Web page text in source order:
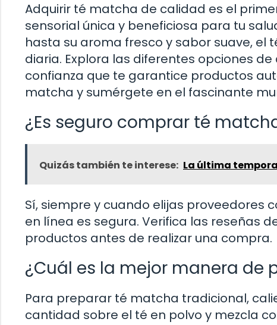
Adquirir té matcha de calidad es el
sensorial única y beneficiosa para tu
hasta su aroma fresco y sabor suave, el
diaria. Explora las diferentes opciones
confianza que te garantice productos
matcha y sumérgete en el fascinante
¿Es seguro comprar té
Quizás también te interese: La última
Sí, siempre y cuando elijas
en línea es segura. Verifica las reseñas
productos antes de realizar una compra.
¿Cuál es la mejor manera de
Para preparar té matcha tradicional,
cantidad sobre el té en polvo y mezcla